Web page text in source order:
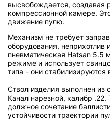
высвобождается, создавая
компрессионной камере.
движение пулю.
Механизм не требует
оборудования, неприхотлив
пневматическая Hatsan 5.5
режиме и использует
типа - они стабилизируются
Ствол изделия выполнен из
Канал нарезной, калибр .22.
должное сочетание
устойчивости траектории